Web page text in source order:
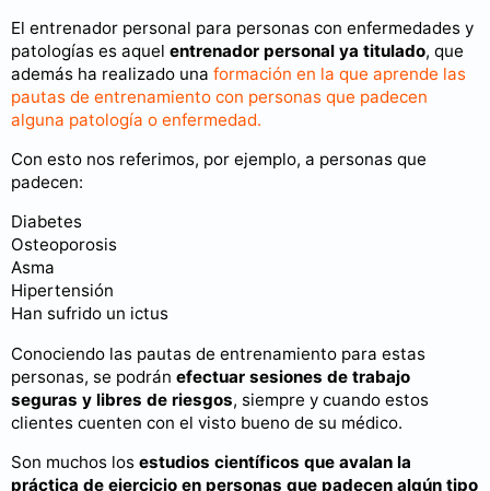
El entrenador personal para personas con enfermedades y
patologías es aquel entrenador personal ya titulado, que
además ha realizado una formación en la que aprende las
pautas de entrenamiento con personas que padecen
alguna patología o enfermedad.
Con esto nos referimos, por ejemplo, a personas que
padecen:
Diabetes
Osteoporosis
Asma
Hipertensión
Han sufrido un ictus
Conociendo las pautas de entrenamiento para estas
personas, se podrán efectuar sesiones de trabajo
seguras y libres de riesgos, siempre y cuando estos
clientes cuenten con el visto bueno de su médico.
Son muchos los estudios científicos que avalan la
práctica de ejercicio en personas que padecen algún tipo